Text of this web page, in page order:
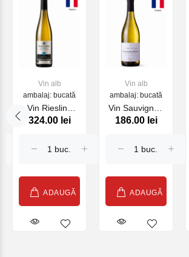
Vin alb
ambalaj: bucată
Vin Riesling
Wunsch et
750 ml, 2023
324.00 lei
ADAUGĂ
Vin alb
ambalaj: bucată
Vin Sauvignon
Blanc Domaine
sec, 750ml,
186.00 lei
ADAUGĂ